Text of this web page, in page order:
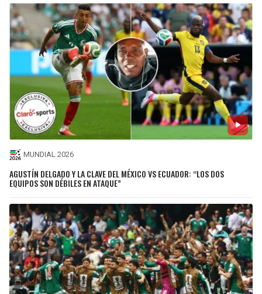
MUNDIAL 2026
AGUSTÍN DELGADO Y LA CLAVE DEL MÉXICO VS ECUADOR: “LOS DOS
EQUIPOS SON DÉBILES EN ATAQUE”